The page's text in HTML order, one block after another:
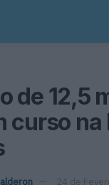
de 12,5
curso
24 de